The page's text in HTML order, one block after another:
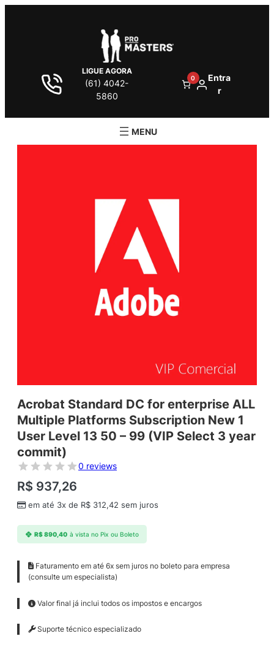
LIGUE AGORA
(61) 4042-
5860
0
Entra
r
Acrobat Standard DC for enterprise ALL
Multiple Platforms Subscription New 1
User Level 13 50 – 99 (VIP Select 3 year
commit)
0 reviews
R$ 937,26
em até 3x de R$ 312,42 sem juros
R$890,40 à vista no Pix ou Boleto
Faturamento em até 6x sem juros no boleto para empresa
(consulte um especialista)
Valor final já inclui todos os impostos e encargos
Suporte técnico especializado